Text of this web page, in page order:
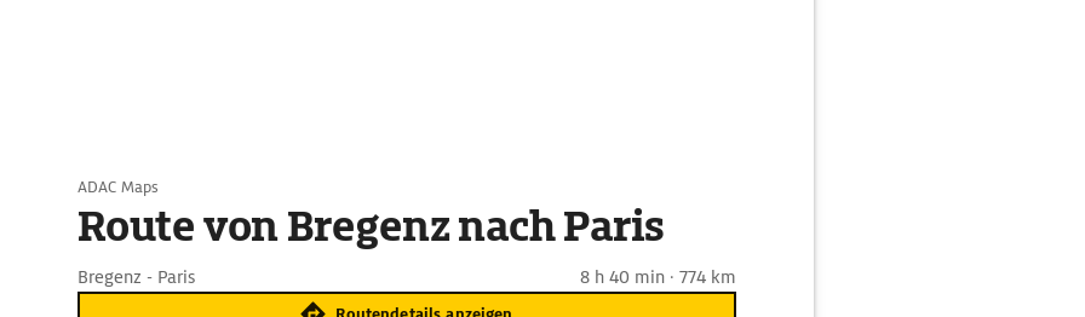
ADAC Maps
Route von Bregenz nach Paris
Bregenz - Paris 8 h 40 min · 774 km